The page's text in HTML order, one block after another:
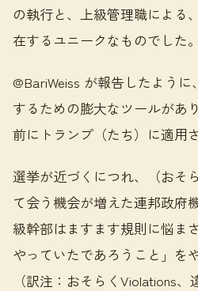
の執行と、上級管理職による
在するユニークなものでした。
@BariWeiss が報告したよう
するための膨大なツールがあ
前にトランプ（たち）に適用
選挙が近づくにつれ、（おそ
て会う機会が増えた連邦政府
級幹部はますます規則に悩ま
やっていたであろうこと」を
（訳注：おそらくViolations